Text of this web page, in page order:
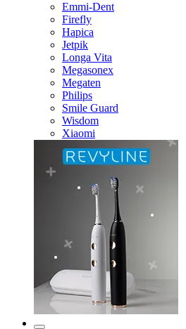
Emmi-Dent
Firefly
Hapica
Jetpik
Longa Vita
Megasonex
Megaten
Philips
Smile Guard
Wisdom
Xiaomi